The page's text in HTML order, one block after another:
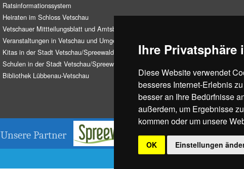
Ihre
Diese Website verwendet
besseres Internet-Erlebnis
besser an Ihre Bedürfnisse
außerdem, um Ergebnisse
kommen oder um unsere
OK Einstellungen
Ratsinformationssystem
Heiraten im Schloss Vetschau
Vetschauer Mittteilungsblatt und Amtsblatt
Veranstaltungen in Vetschau und Umgebung
Kitas in der Stadt Vetschau/Spreewald
Schulen in der Stadt Vetschau/Spreewald
Bibliothek Lübbenau-Vetschau
Unsere Partner